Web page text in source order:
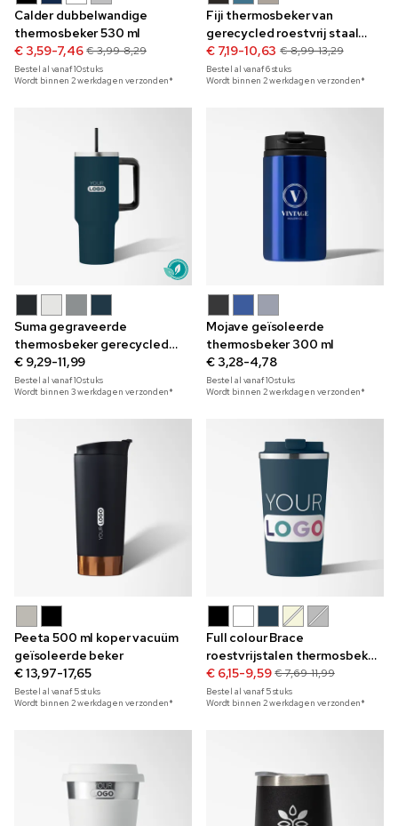
Calder dubbelwandige
thermosbeker 530 ml
€ 3,59-7,46 € 3,99-8,29
Bestel al vanaf10stuks
Wordt binnen 2 werkdagen verzonden*
Fiji thermosbeker van
gerecycled roestvrij staal
890 ml
€ 7,19-10,63 € 8,99-13,29
Bestel al vanaf6stuks
Wordt binnen 2 werkdagen verzonden*
Suma gegraveerde
thermosbeker gerecycled
roestvrij staal 1,2 liter
€ 9,29-11,99
Bestel al vanaf10stuks
Wordt binnen 3 werkdagen verzonden*
Mojave geïsoleerde
thermosbeker 300 ml
€ 3,28-4,78
Bestel al vanaf10stuks
Wordt binnen 2 werkdagen verzonden*
Peeta 500 ml koper vacuüm
geïsoleerde beker
€ 13,97-17,65
Bestel al vanaf5stuks
Wordt binnen 2 werkdagen verzonden*
Full colour Brace
roestvrijstalen thermosbeker
510 ml
€ 6,15-9,59 € 7,69-11,99
Bestel al vanaf5stuks
Wordt binnen 2 werkdagen verzonden*